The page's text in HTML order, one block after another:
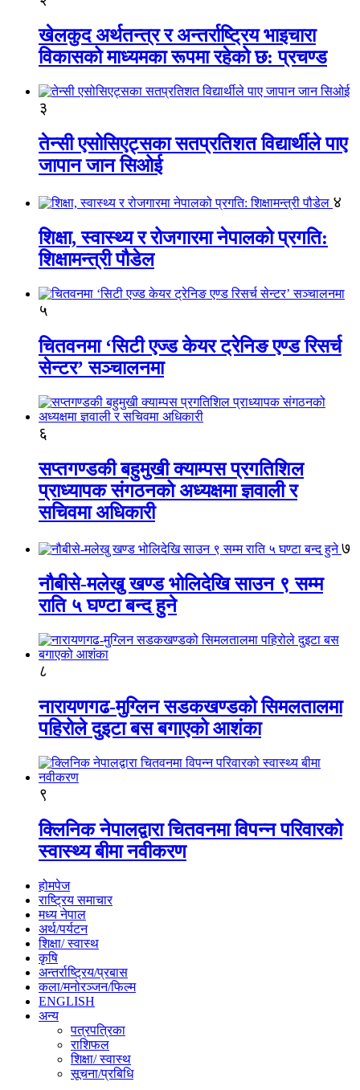
खेलकुद अर्थतन्त्र र अन्तर्राष्ट्रिय भाइचारा
विकासको माध्यमका रूपमा रहेको छ: प्रचण्ड
३
तेन्सी एसोसिएट्सका सतप्रतिशत विद्यार्थीले पाए
जापान जान सिओई
४
शिक्षा, स्वास्थ्य र रोजगारमा नेपालको प्रगति:
शिक्षामन्त्री पौडेल
५
चितवनमा ‘सिटी एज्ड केयर ट्रेनिङ एण्ड रिसर्च
सेन्टर’ सञ्चालनमा
६
सप्तगण्डकी बहुमुखी क्याम्पस प्रगतिशिल
प्राध्यापक संगठनको अध्यक्षमा ज्ञवाली र
सचिवमा अधिकारी
७
नौबीसे-मलेखु खण्ड भोलिदेखि साउन ९ सम्म
राति ५ घण्टा बन्द हुने
८
नारायणगढ-मुग्लिन सडकखण्डको सिमलतालमा
पहिरोले दुइटा बस बगाएको आशंका
९
क्लिनिक नेपालद्वारा चितवनमा विपन्न परिवारको
स्वास्थ्य बीमा नवीकरण
होमपेज
राष्ट्रिय समाचार
मध्य नेपाल
अर्थ/पर्यटन
शिक्षा/ स्वास्थ
कृषि
अन्तर्राष्ट्रिय/प्रबास
कला/मनोरञ्जन/फिल्म
ENGLISH
अन्य
पत्रपत्रिका
राशिफल
शिक्षा/ स्वास्थ
सूचना/प्रबिधि